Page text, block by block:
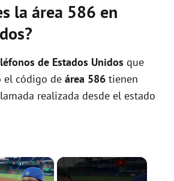
la área 586 en
de Estados Unidos que
el código de área 586 tienen
realizada desde el estado
×